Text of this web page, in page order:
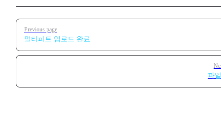
Pager
Previous page
멀티파트 업로드 완료
파